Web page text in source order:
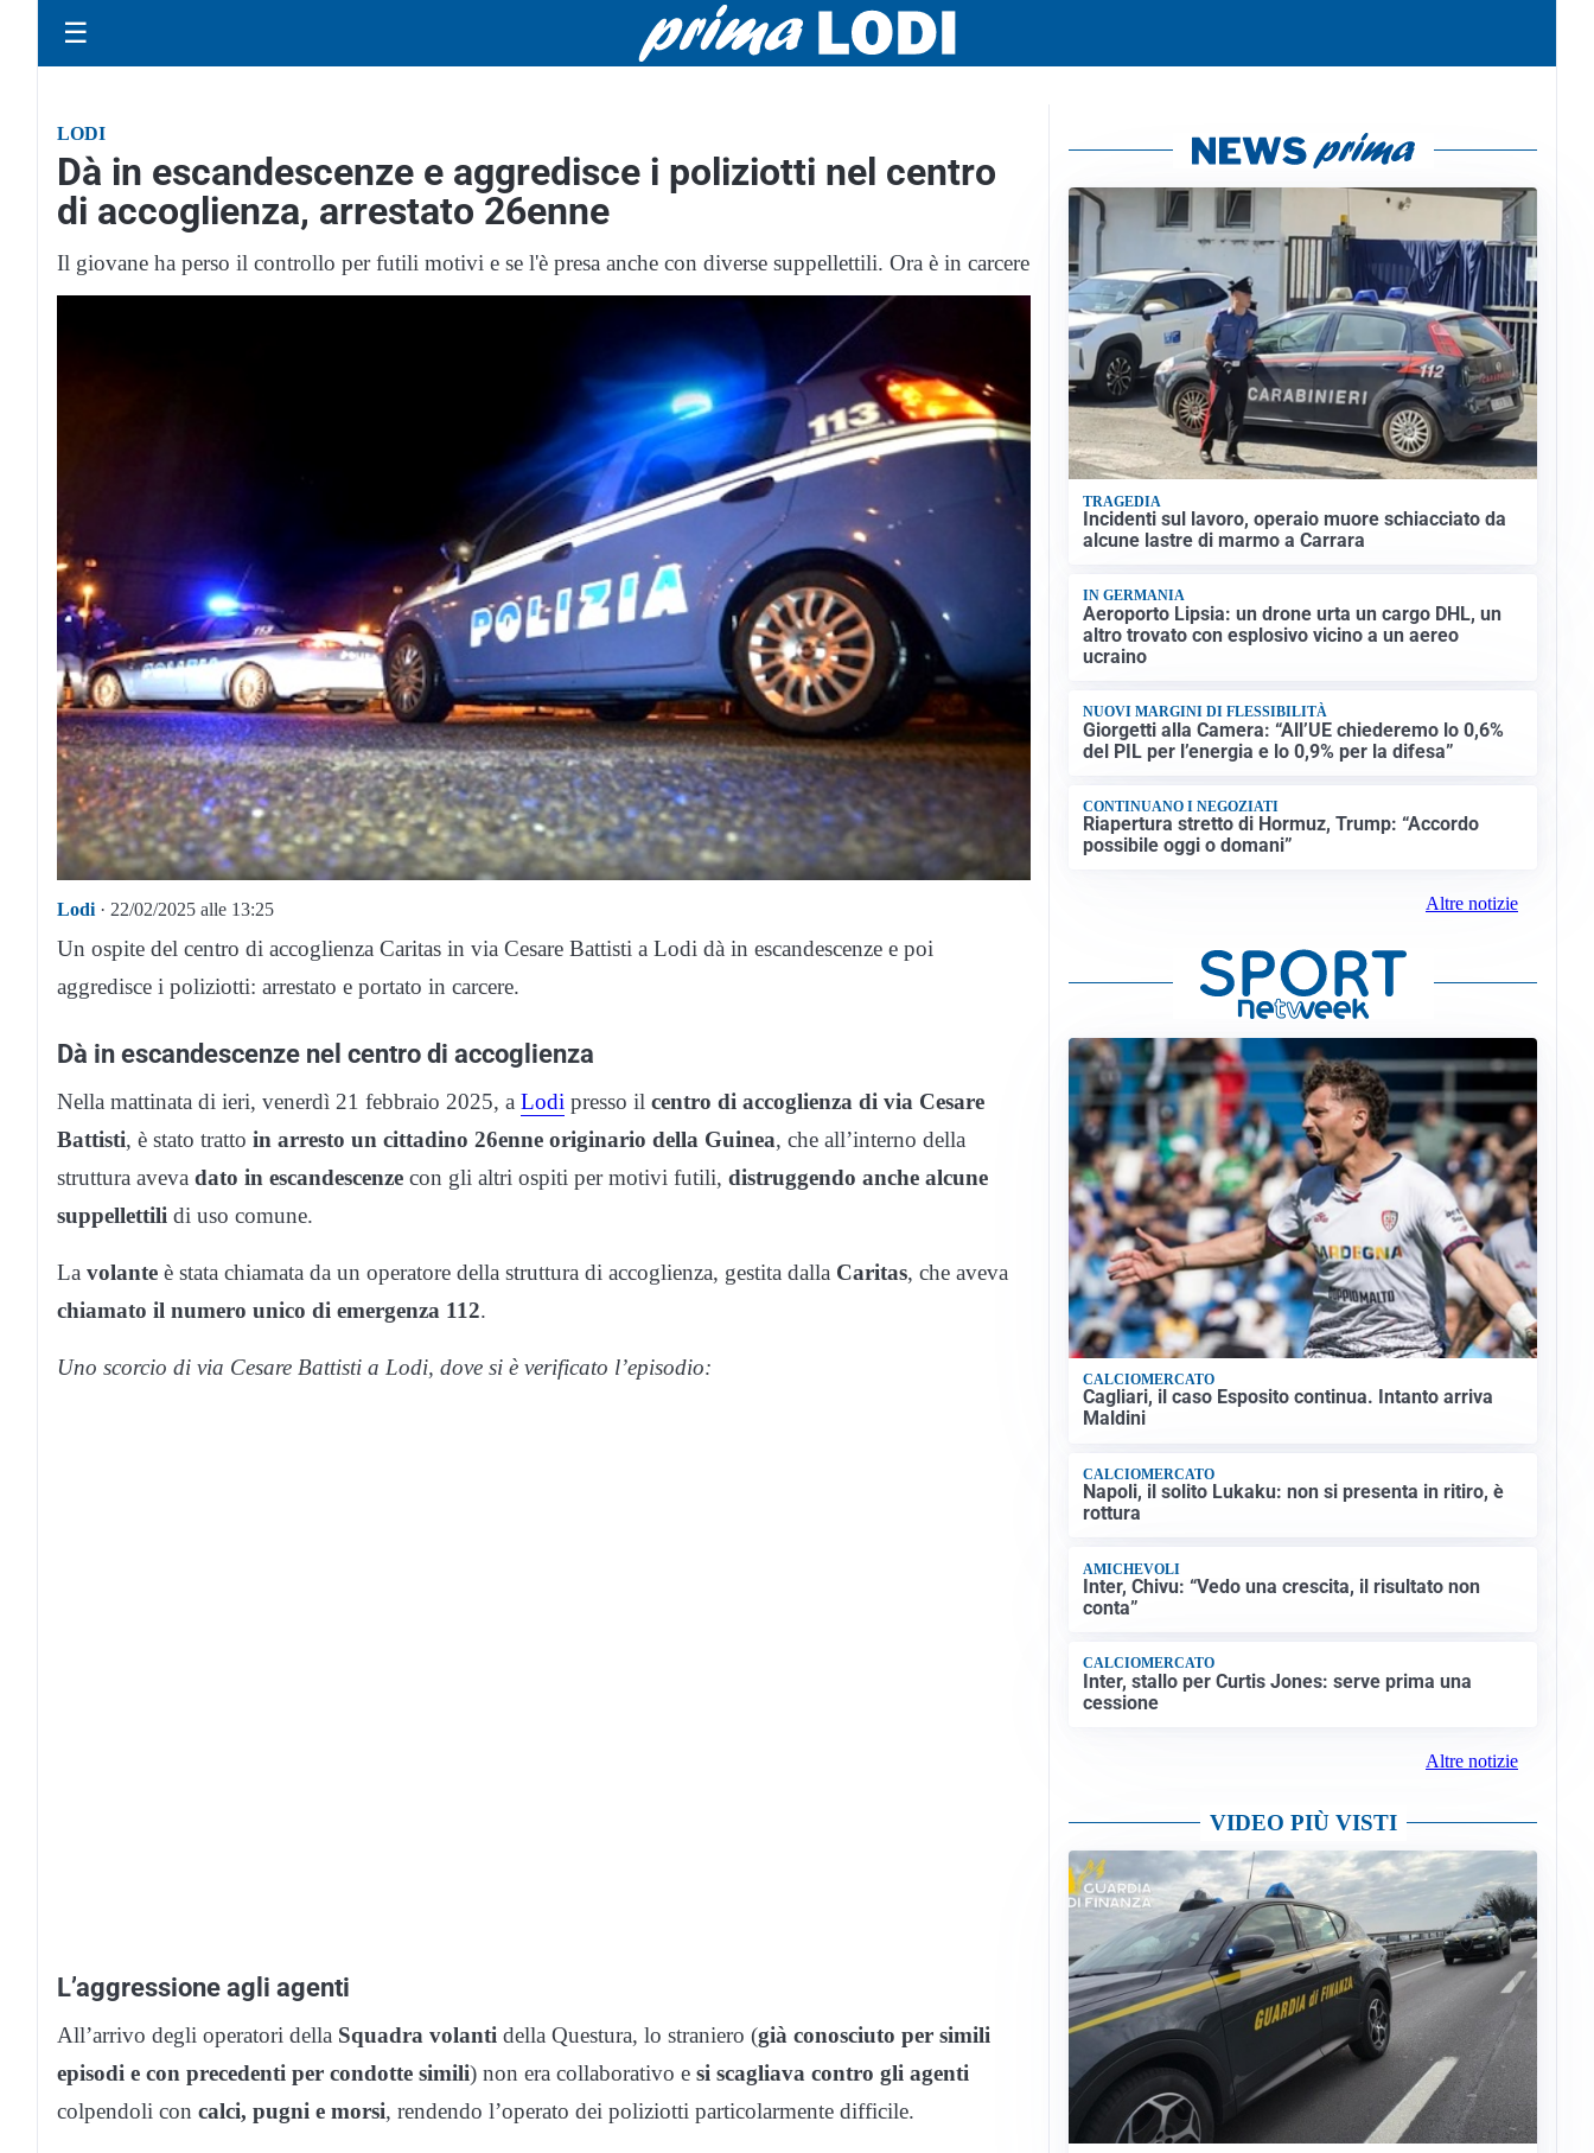
☰
LODI
Dà in escandescenze e aggredisce i poliziotti nel centro
di accoglienza, arrestato 26enne
Il giovane ha perso il controllo per futili motivi e se l'è presa anche con diverse suppellettili. Ora è in carcere
Lodi · 22/02/2025 alle 13:25
Un ospite del centro di accoglienza Caritas in via Cesare Battisti a Lodi dà in escandescenze e poi
aggredisce i poliziotti: arrestato e portato in carcere.
Dà in escandescenze nel centro di accoglienza
Nella mattinata di ieri, venerdì 21 febbraio 2025, a Lodi presso il centro di accoglienza di via Cesare
Battisti, è stato tratto in arresto un cittadino 26enne originario della Guinea, che all’interno della
struttura aveva dato in escandescenze con gli altri ospiti per motivi futili, distruggendo anche alcune
suppellettili di uso comune.
La volante è stata chiamata da un operatore della struttura di accoglienza, gestita dalla Caritas, che aveva
chiamato il numero unico di emergenza 112.
Uno scorcio di via Cesare Battisti a Lodi, dove si è verificato l’episodio:
L’aggressione agli agenti
All’arrivo degli operatori della Squadra volanti della Questura, lo straniero (già conosciuto per simili
episodi e con precedenti per condotte simili) non era collaborativo e si scagliava contro gli agenti
colpendoli con calci, pugni e morsi, rendendo l’operato dei poliziotti particolarmente difficile.
TRAGEDIA
Incidenti sul lavoro, operaio muore schiacciato da
alcune lastre di marmo a Carrara
IN GERMANIA
Aeroporto Lipsia: un drone urta un cargo DHL, un
altro trovato con esplosivo vicino a un aereo
ucraino
NUOVI MARGINI DI FLESSIBILITÀ
Giorgetti alla Camera: “All’UE chiederemo lo 0,6%
del PIL per l’energia e lo 0,9% per la difesa”
CONTINUANO I NEGOZIATI
Riapertura stretto di Hormuz, Trump: “Accordo
possibile oggi o domani”
Altre notizie
CALCIOMERCATO
Cagliari, il caso Esposito continua. Intanto arriva
Maldini
CALCIOMERCATO
Napoli, il solito Lukaku: non si presenta in ritiro, è
rottura
AMICHEVOLI
Inter, Chivu: “Vedo una crescita, il risultato non
conta”
CALCIOMERCATO
Inter, stallo per Curtis Jones: serve prima una
cessione
Altre notizie
VIDEO PIÙ VISTI